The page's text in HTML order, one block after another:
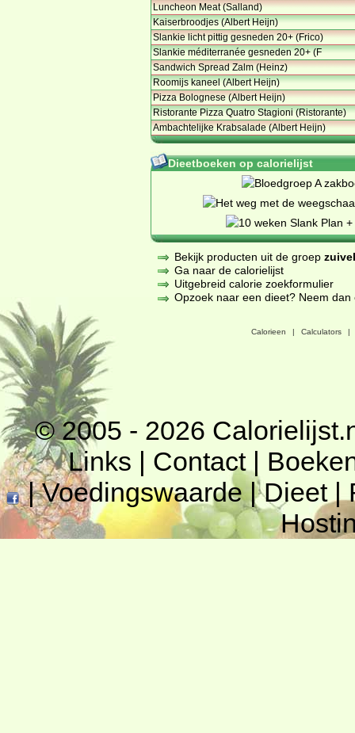
Luncheon Meat (Salland)
Kaiserbroodjes (Albert Heijn)
Slankie licht pittig gesneden 20+ (Frico)
Slankie méditerranée gesneden 20+ (F
Sandwich Spread Zalm (Heinz)
Roomijs kaneel (Albert Heijn)
Pizza Bolognese (Albert Heijn)
Ristorante Pizza Quatro Stagioni (Ristorante)
Ambachtelijke Krabsalade (Albert Heijn)
Dieetboeken op calorielijst
Bekijk producten uit de groep
Ga naar de calorielijst
Uitgebreid calorie zoekformulier
Opzoek naar een dieet? Neem
Calorieen | Calculators |
© 2005 - 2026
Links | Contact|
|Voedingswaarde|Dieet|